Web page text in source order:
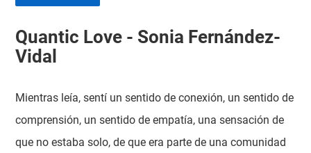
Quantic Love - Sonia Fernández-
Vidal
Mientras leía, sentí un sentido de conexión, un sentido de
comprensión, un sentido de empatía, una sensación de
que no estaba solo, de que era parte de una comunidad